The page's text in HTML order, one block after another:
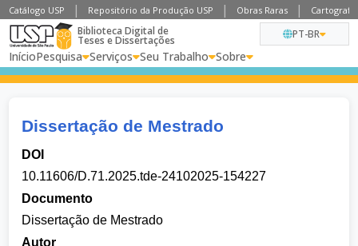
Catálogo USP Repositório da Produção USP Obras Raras
Biblioteca Digital de
Teses e Dissertações
InícioPesquisa Serviços Seu Trabalho Sobre
PT-BR
Dissertação de Mestrado
DOI
10.11606/D.71.2025.tde-24102025-154227
Documento
Dissertação de Mestrado
Autor